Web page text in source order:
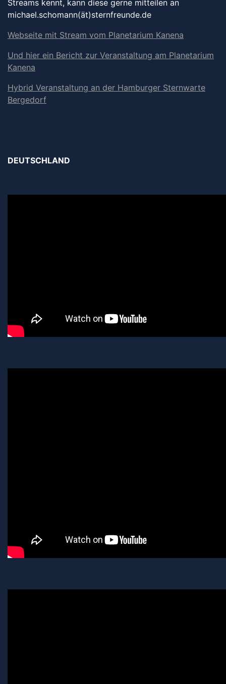
Streams kennt, kann diese gerne mitteilen an
michael.schomann(ät)sternfreunde.de
Webseite mit Stream vom Planetarium Kanena
Und hier ein Bericht zur Veranstaltung am Planetarium
Kanena
Hybrid Veranstaltung an der Hamburger Sternwarte
Bergedorf
DEUTSCHLAND